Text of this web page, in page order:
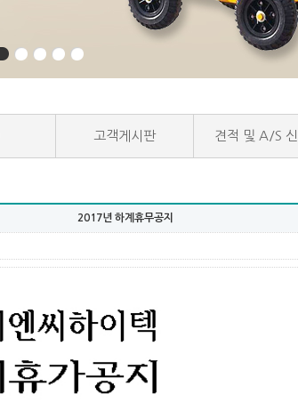
고객게시판 견적 및 A/S
2017년 하계휴무공지